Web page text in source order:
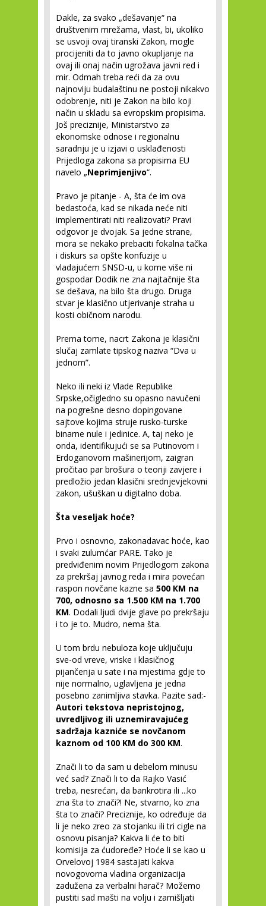
Dakle, za svako „dešavanje“ na
društvenim mrežama, vlast, bi, ukoliko
se usvoji ovaj tiranski Zakon, mogle
procijeniti da to javno okupljanje na
ovaj ili onaj način ugrožava javni red i
mir. Odmah treba reći da za ovu
najnoviju budalaštinu ne postoji nikakvo
odobrenje, niti je Zakon na bilo koji
način u skladu sa evropskim propisima.
Još preciznije, Ministarstvo za
ekonomske odnose i regionalnu
saradnju je u izjavi o usklađenosti
Prijedloga zakona sa propisima EU
navelo „Neprimjenjivo“.
Pravo je pitanje - A, šta će im ova
bedastoća, kad se nikada neće niti
implementirati niti realizovati? Pravi
odgovor je dvojak. Sa jedne strane,
mora se nekako prebaciti fokalna tačka
i diskurs sa opšte konfuzije u
vladajućem SNSD-u, u kome više ni
gospodar Dodik ne zna najtačnije šta
se dešava, na bilo šta drugo. Druga
stvar je klasično utjerivanje straha u
kosti običnom narodu.
Prema tome, nacrt Zakona je klasični
slučaj zamlate tipskog naziva “Dva u
jednom”.
Neko ili neki iz Vlade Republike
Srpske,očigledno su opasno navučeni
na pogrešne desno dopingovane
sajtove kojima struje rusko-turske
binarne nule i jedinice. A, taj neko je
onda, identifikujući se sa Putinovom i
Erdoganovom mašinerijom, zaigran
pročitao par brošura o teoriji zavjere i
predložio jedan klasični srednjevjekovni
zakon, ušuškan u digitalno doba.
Šta veseljak hoće?
Prvo i osnovno, zakonadavac hoće, kao
i svaki zulumćar PARE. Tako je
predviđenim novim Prijedlogom zakona
zа prekršaj javnog reda i mira povećan
raspon novčane kazne sa 500 КМ na
700, odnosno sa 1.500 КМ na 1.700
КМ. Dodali ljudi dvije glave po prekršaju
i to je to. Mudro, nema šta.
U tom brdu nebuloza koje uključuju
sve-od vreve, vriske i klasičnog
pijančenja u sate i na mjestima gdje to
nije normalno, uglavljena je jedna
posebno zanimljiva stavka. Pazite sad:-
Autori tekstova nepristojnog,
uvredljivog ili uznemiravajućeg
sadržaja kazniće se novčanom
kaznom od 100 KM do 300 KM.
Znači li to da sam u debelom minusu
već sad? Znači li to da Rajko Vasić
treba, nesrećan, da bankrotira ili ...ko
zna šta to znači?! Ne, stvarno, ko zna
šta to znači? Preciznije, ko određuje da
li je neko zreo za stojanku ili tri cigle na
osnovu pisanja? Kakva li će to biti
komisija za ćudoređe? Hoće li se kao u
Orvelovoj 1984 sastajati kakva
novogovorna vladina organizacija
zadužena za verbalni harač? Možemo
pustiti sad mašti na volju i zamišljati